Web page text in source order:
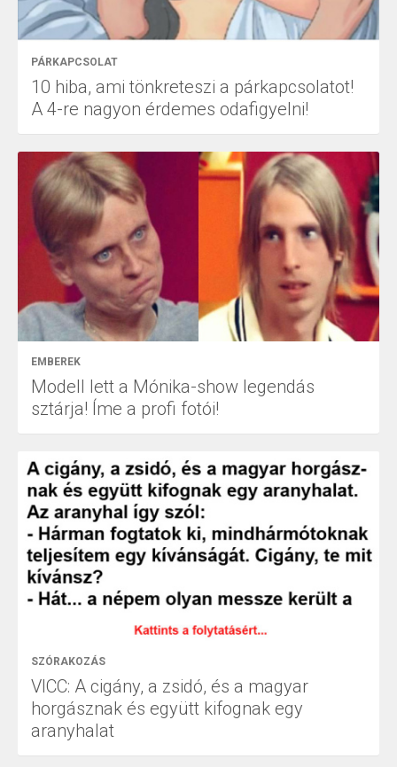
PÁRKAPCSOLAT
10 hiba, ami tönkreteszi a párkapcsolatot!
A 4-re nagyon érdemes odafigyelni!
EMBEREK
Modell lett a Mónika-show legendás
sztárja! Íme a profi fotói!
SZÓRAKOZÁS
VICC: A cigány, a zsidó, és a magyar
horgásznak és együtt kifognak egy
aranyhalat